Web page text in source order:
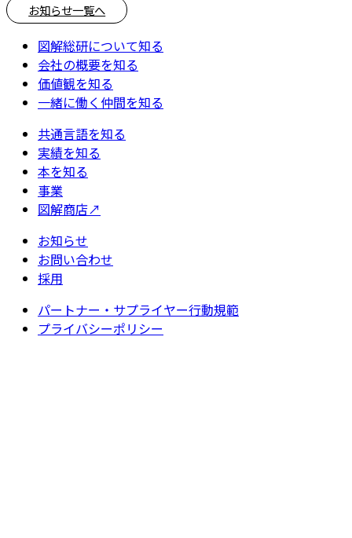
お知らせ一覧へ
図解総研について知る
会社の概要を知る
価値観を知る
一緒に働く仲間を知る
共通言語を知る
実績を知る
本を知る
事業
図解商店↗
お知らせ
お問い合わせ
採用
パートナー・サプライヤー行動規範
プライバシーポリシー